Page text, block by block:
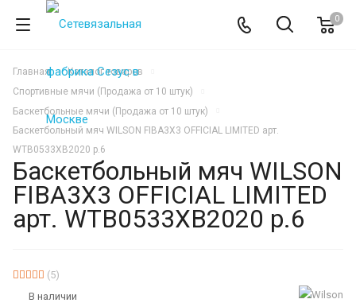
0
Главная
Каталог товаров
Спортивные мячи (Продажа от 10 штук)
Баскетбольные мячи (Продажа от 10 штук)
Баскетбольный мяч WILSON FIBA3X3 OFFICIAL LIMITED арт.
WTB0533XB2020 р.6
Баскетбольный мяч WILSON
FIBA3X3 OFFICIAL LIMITED
арт. WTB0533XB2020 р.6
(5)
В наличии